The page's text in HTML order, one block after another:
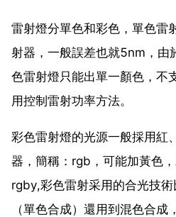
雷射燈分單色和彩色，單色雷
射器，一般誤差也就5nm，由
色雷射燈只能出單一顏色，不
用控制雷射功率方法。
彩色雷射燈的光源一般採用紅
器，簡稱：rgb，可能加黃色
rgby,彩色雷射采用的合光技
（單色合成）還用到混色合